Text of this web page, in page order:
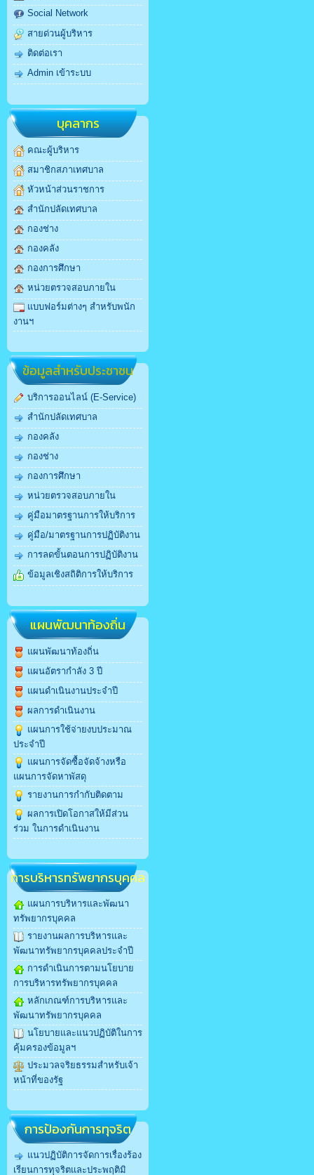
Social Network
สายด่วนผู้บริหาร
ติดต่อเรา
Admin เข้าระบบ
บุคลากร
คณะผู้บริหาร
สมาชิกสภาเทศบาล
หัวหน้าส่วนราชการ
สำนักปลัดเทศบาล
กองช่าง
กองคลัง
กองการศึกษา
หน่วยตรวจสอบภายใน
แบบฟอร์มต่างๆ สำหรับพนัก
งานฯ
ข้อมูลสำหรับประชาชน
บริการออนไลน์ (E-Service)
สำนักปลัดเทศบาล
กองคลัง
กองช่าง
กองการศึกษา
หน่วยตรวจสอบภายใน
คู่มือมาตรฐานการให้บริการ
คู่มือ/มาตรฐานการปฏิบัติงาน
การลดขั้นตอนการปฏิบัติงาน
ข้อมูลเชิงสถิติการให้บริการ
แผนพัฒนาท้องถิ่น
แผนพัฒนาท้องถิ่น
แผนอัตรากำลัง 3 ปี
แผนดำเนินงานประจำปี
ผลการดำเนินงาน
แผนการใช้จ่ายงบประมาณ
ประจำปี
แผนการจัดซื้อจัดจ้างหรือ
แผนการจัดหาพัสดุ
รายงานการกำกับติดตาม
ผลการเปิดโอกาสให้มีส่วน
ร่วม ในการดำเนินงาน
การบริหารทรัพยากรบุคคล
แผนการบริหารและพัฒนา
ทรัพยากรบุคคล
รายงานผลการบริหารและ
พัฒนาทรัพยากรบุคคลประจำปี
การดำเนินการตามนโยบาย
การบริหารทรัพยากรบุคคล
หลักเกณฑ์การบริหารและ
พัฒนาทรัพยากรบุคคล
นโยบายและแนวปฏิบัติในการ
คุ้มครองข้อมูลฯ
ประมวลจริยธรรมสำหรับเจ้า
หน้าที่ของรัฐ
การป้องกันการทุจริต
แนวปฏิบัติการจัดการเรื่องร้อง
เรียนการทุจริตและประพฤติมิ